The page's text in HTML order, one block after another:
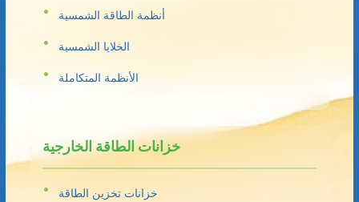
أنظمة الطاقة الشمسية
الخلايا الشمسية
الأنظمة المتكاملة
خزانات الطاقة الخارجية
خزانات تخزين الطاقة